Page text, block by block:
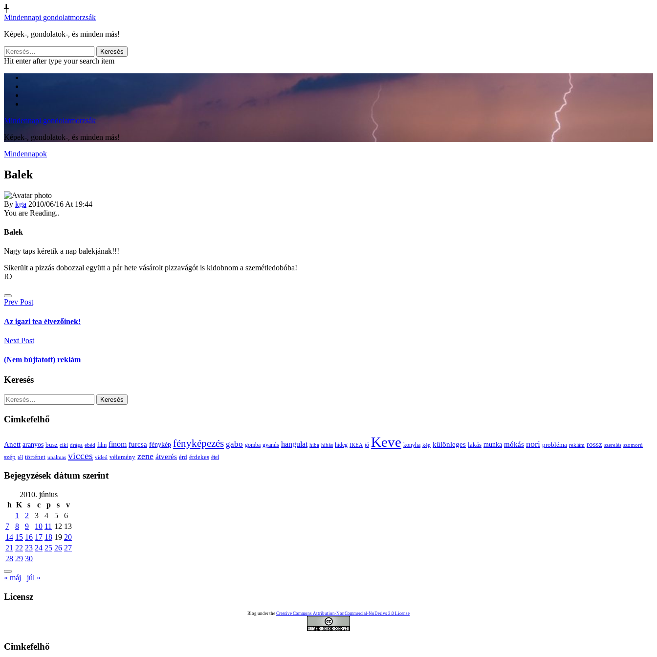
╄
Mindennapi gondolatmorzsák
Képek-, gondolatok-, és minden más!
Keresés:
Hit enter after type your search item
Mindennapi gondolatmorzsák
Képek-, gondolatok-, és minden más!
Mindennapok
Balek
By kga 2010/06/16 At 19:44
You are Reading..
Balek
Nagy taps kéretik a nap balekjának!!!
Sikerült a pizzás dobozzal együtt a pár hete vásárolt pizzavágót is kidobnom a szemétledobóba!
IO
Bejegyzés
navigáció
Prev Post
Az igazi tea élvezőinek!
Next Post
(Nem bújtatott) reklám
Keresés
Keresés:
Cimkefelhő
Anett aranyos busz ciki drága ebéd film finom furcsa fénykép fényképezés gabo gomba gyanús hangulat hiba hibás hideg IKEA jó Keve konyha kép különleges lakás munka mókás nori probléma reklám rossz szerelés szomorú
szép tél történet unalmas vicces videó vélemény zene átverés érd érdekes étel
Bejegyzések dátum szerint
2010. június
h K s c p s
v
1
2 3 4 5
6
7
8 9 10 11 12 13
14 15 16 17 18 19 20
21 22 23 24 25 26 27
28 29 30
« máj júl »
Licensz
Blog under the Creative Commons Attribution-NonCommercial-NoDerivs 3.0 License
Cimkefelhő